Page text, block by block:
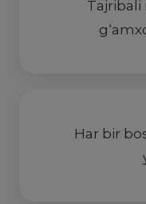
Tajribali
Har bir